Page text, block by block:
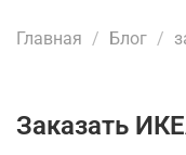
Главная Блог
заказать